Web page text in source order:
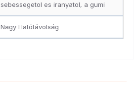
sebessegetol es iranyatol, a gumi
Nagy Hatótávolság